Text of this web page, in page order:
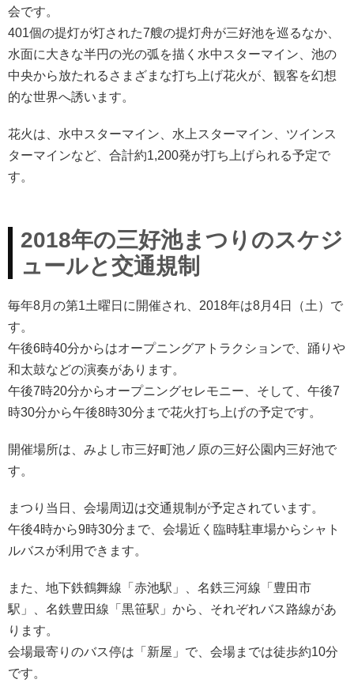
会です。
401個の提灯が灯された7艘の提灯舟が三好池を巡るなか、
水面に大きな半円の光の弧を描く水中スターマイン、池の
中央から放たれるさまざまな打ち上げ花火が、観客を幻想
的な世界へ誘います。
花火は、水中スターマイン、水上スターマイン、ツインス
ターマインなど、合計約1,200発が打ち上げられる予定で
す。
2018年の三好池まつりのスケジ
ュールと交通規制
毎年8月の第1土曜日に開催され、2018年は8月4日（土）で
す。
午後6時40分からはオープニングアトラクションで、踊りや
和太鼓などの演奏があります。
午後7時20分からオープニングセレモニー、そして、午後7
時30分から午後8時30分まで花火打ち上げの予定です。
開催場所は、みよし市三好町池ノ原の三好公園内三好池で
す。
まつり当日、会場周辺は交通規制が予定されています。
午後4時から9時30分まで、会場近く臨時駐車場からシャト
ルバスが利用できます。
また、地下鉄鶴舞線「赤池駅」、名鉄三河線「豊田市
駅」、名鉄豊田線「黒笹駅」から、それぞれバス路線があ
ります。
会場最寄りのバス停は「新屋」で、会場までは徒歩約10分
です。